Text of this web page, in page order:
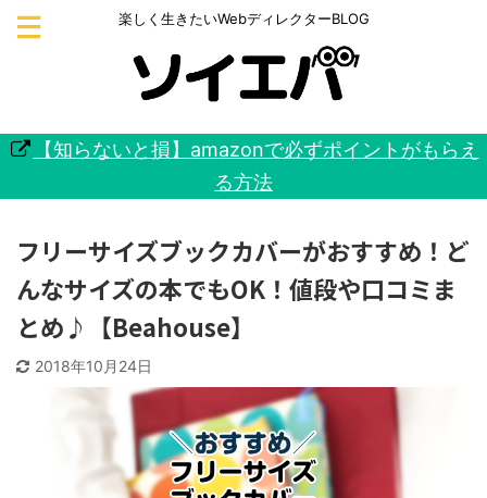
楽しく生きたいWebディレクターBLOG
【知らないと損】amazonで必ずポイントがもらえ
る方法
フリーサイズブックカバーがおすすめ！ど
んなサイズの本でもOK！値段や口コミま
とめ♪【Beahouse】
2018年10月24日